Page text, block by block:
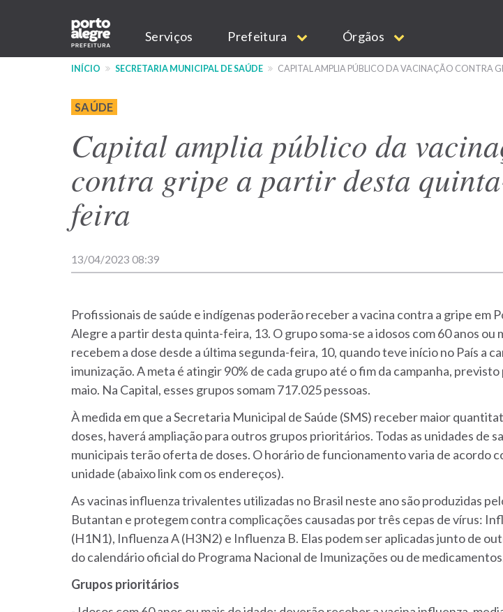
conteúdo
Main
navigation
Serviços Prefeitura Órgãos
INÍCIO SECRETARIA MUNICIPAL DE SAÚDE CAPITAL AMPLIA PÚBLICO DA VACINAÇÃO CONTRA
SAÚDE
Capital amplia público da
contra gripe a partir desta
feira
13/04/2023 08:39
Profissionais de saúde e indígenas poderão receber a vacina contra a gripe em
Alegre a partir desta quinta-feira, 13. O grupo soma-se a idosos com 60 anos ou
recebem a dose desde a última segunda-feira, 10, quando teve início no País a
imunização. A meta é atingir 90% de cada grupo até o fim da campanha, previsto
maio. Na Capital, esses grupos somam 717.025 pessoas.
À medida em que a Secretaria Municipal de Saúde (SMS) receber maior
doses, haverá ampliação para outros grupos prioritários. Todas as unidades de
municipais terão oferta de doses. O horário de funcionamento varia de acordo
unidade (abaixo link com os endereços).
As vacinas influenza trivalentes utilizadas no Brasil neste ano são produzidas
Butantan e protegem contra complicações causadas por três cepas de vírus:
(H1N1), Influenza A (H3N2) e Influenza B. Elas podem ser aplicadas junto de
do calendário oficial do Programa Nacional de Imunizações ou de
Grupos prioritários